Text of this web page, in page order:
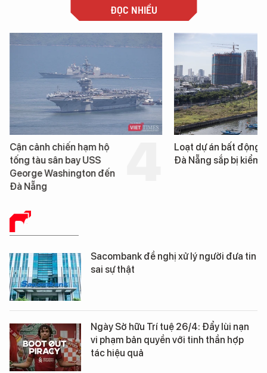
ĐỌC NHIỀU
Cận cảnh chiến hạm hộ
tống tàu sân bay USS
George Washington đến
Đà Nẵng
Loạt dự án bất động
Đà Nẵng sắp bị kiểm
BÁO CHÍ SỐ
Sacombank đề nghị xử lý người đưa tin
sai sự thật
Ngày Sở hữu Trí tuệ 26/4: Đẩy lùi nạn
vi phạm bản quyền với tinh thần hợp
tác hiệu quả